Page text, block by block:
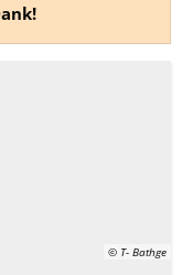
© T- Bathge